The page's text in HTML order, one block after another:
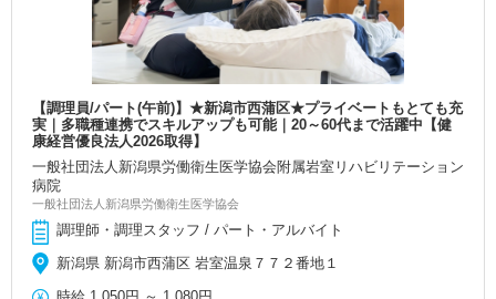
【調理員/パート(午前)】★新潟市西蒲区★プライベートもとても充
実｜多職種連携でスキルアップも可能｜20～60代まで活躍中【健
康経営優良法人2026取得】
一般社団法人新潟県労働衛生医学協会附属岩室リハビリテーション
病院
一般社団法人新潟県労働衛生医学協会
調理師・調理スタッフ / パート・アルバイト
新潟県 新潟市西蒲区 岩室温泉７７２番地１